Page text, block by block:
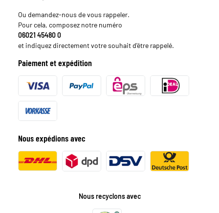
Ou demandez-nous de vous rappeler.
Pour cela, composez notre numéro
06021 45480 0
et indiquez directement votre souhait d'être rappelé.
Paiement et expédition
Nous expédions avec
Nous recyclons avec